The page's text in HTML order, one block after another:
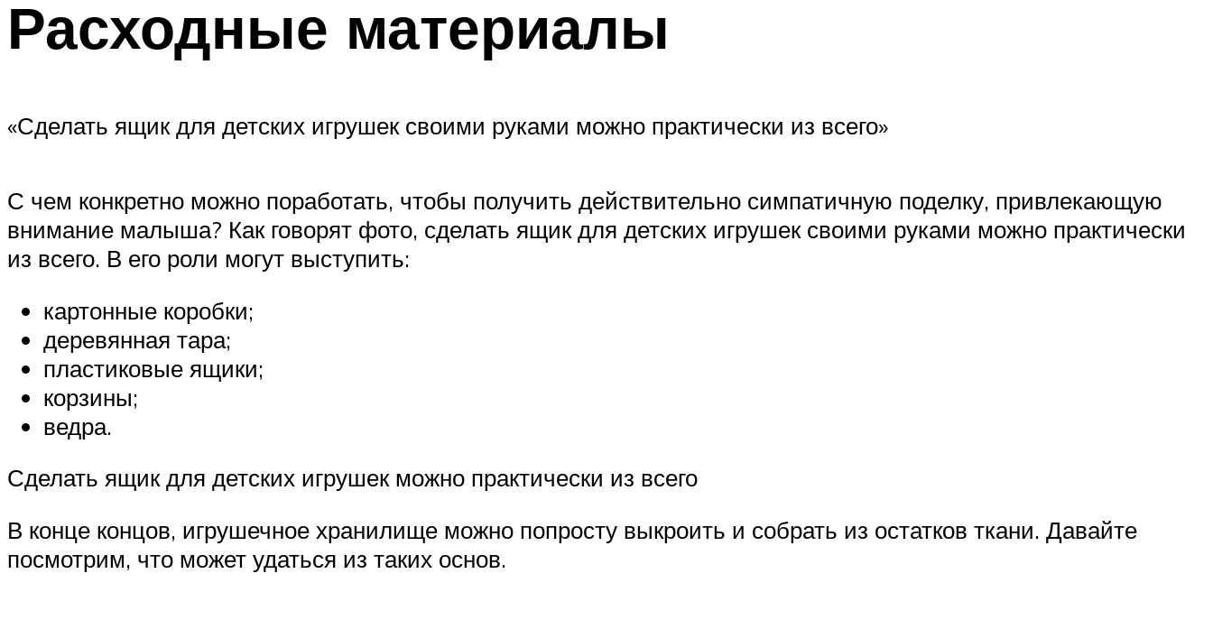
Расходные материалы
«Сделать ящик для детских игрушек своими руками можно практически из всего»
С чем конкретно можно поработать, чтобы получить действительно симпатичную поделку, привлекающую
внимание малыша? Как говорят фото, сделать ящик для детских игрушек своими руками можно практически
из всего. В его роли могут выступить:
картонные коробки;
деревянная тара;
пластиковые ящики;
корзины;
ведра.
Сделать ящик для детских игрушек можно практически из всего
В конце концов, игрушечное хранилище можно попросту выкроить и собрать из остатков ткани. Давайте
посмотрим, что может удаться из таких основ.